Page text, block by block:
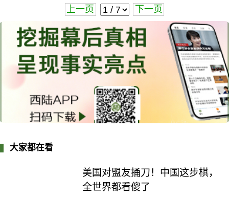
上一页 下一页
大家都在看
美国对盟友捅刀！中国这步棋，
全世界都看傻了